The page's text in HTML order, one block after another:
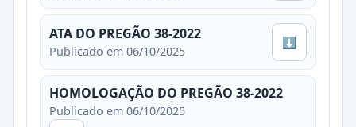
ATA DO PREGÃO 38-2022
Publicado em 06/10/2025
⬇
HOMOLOGAÇÃO DO PREGÃO 38-2022
Publicado em 06/10/2025